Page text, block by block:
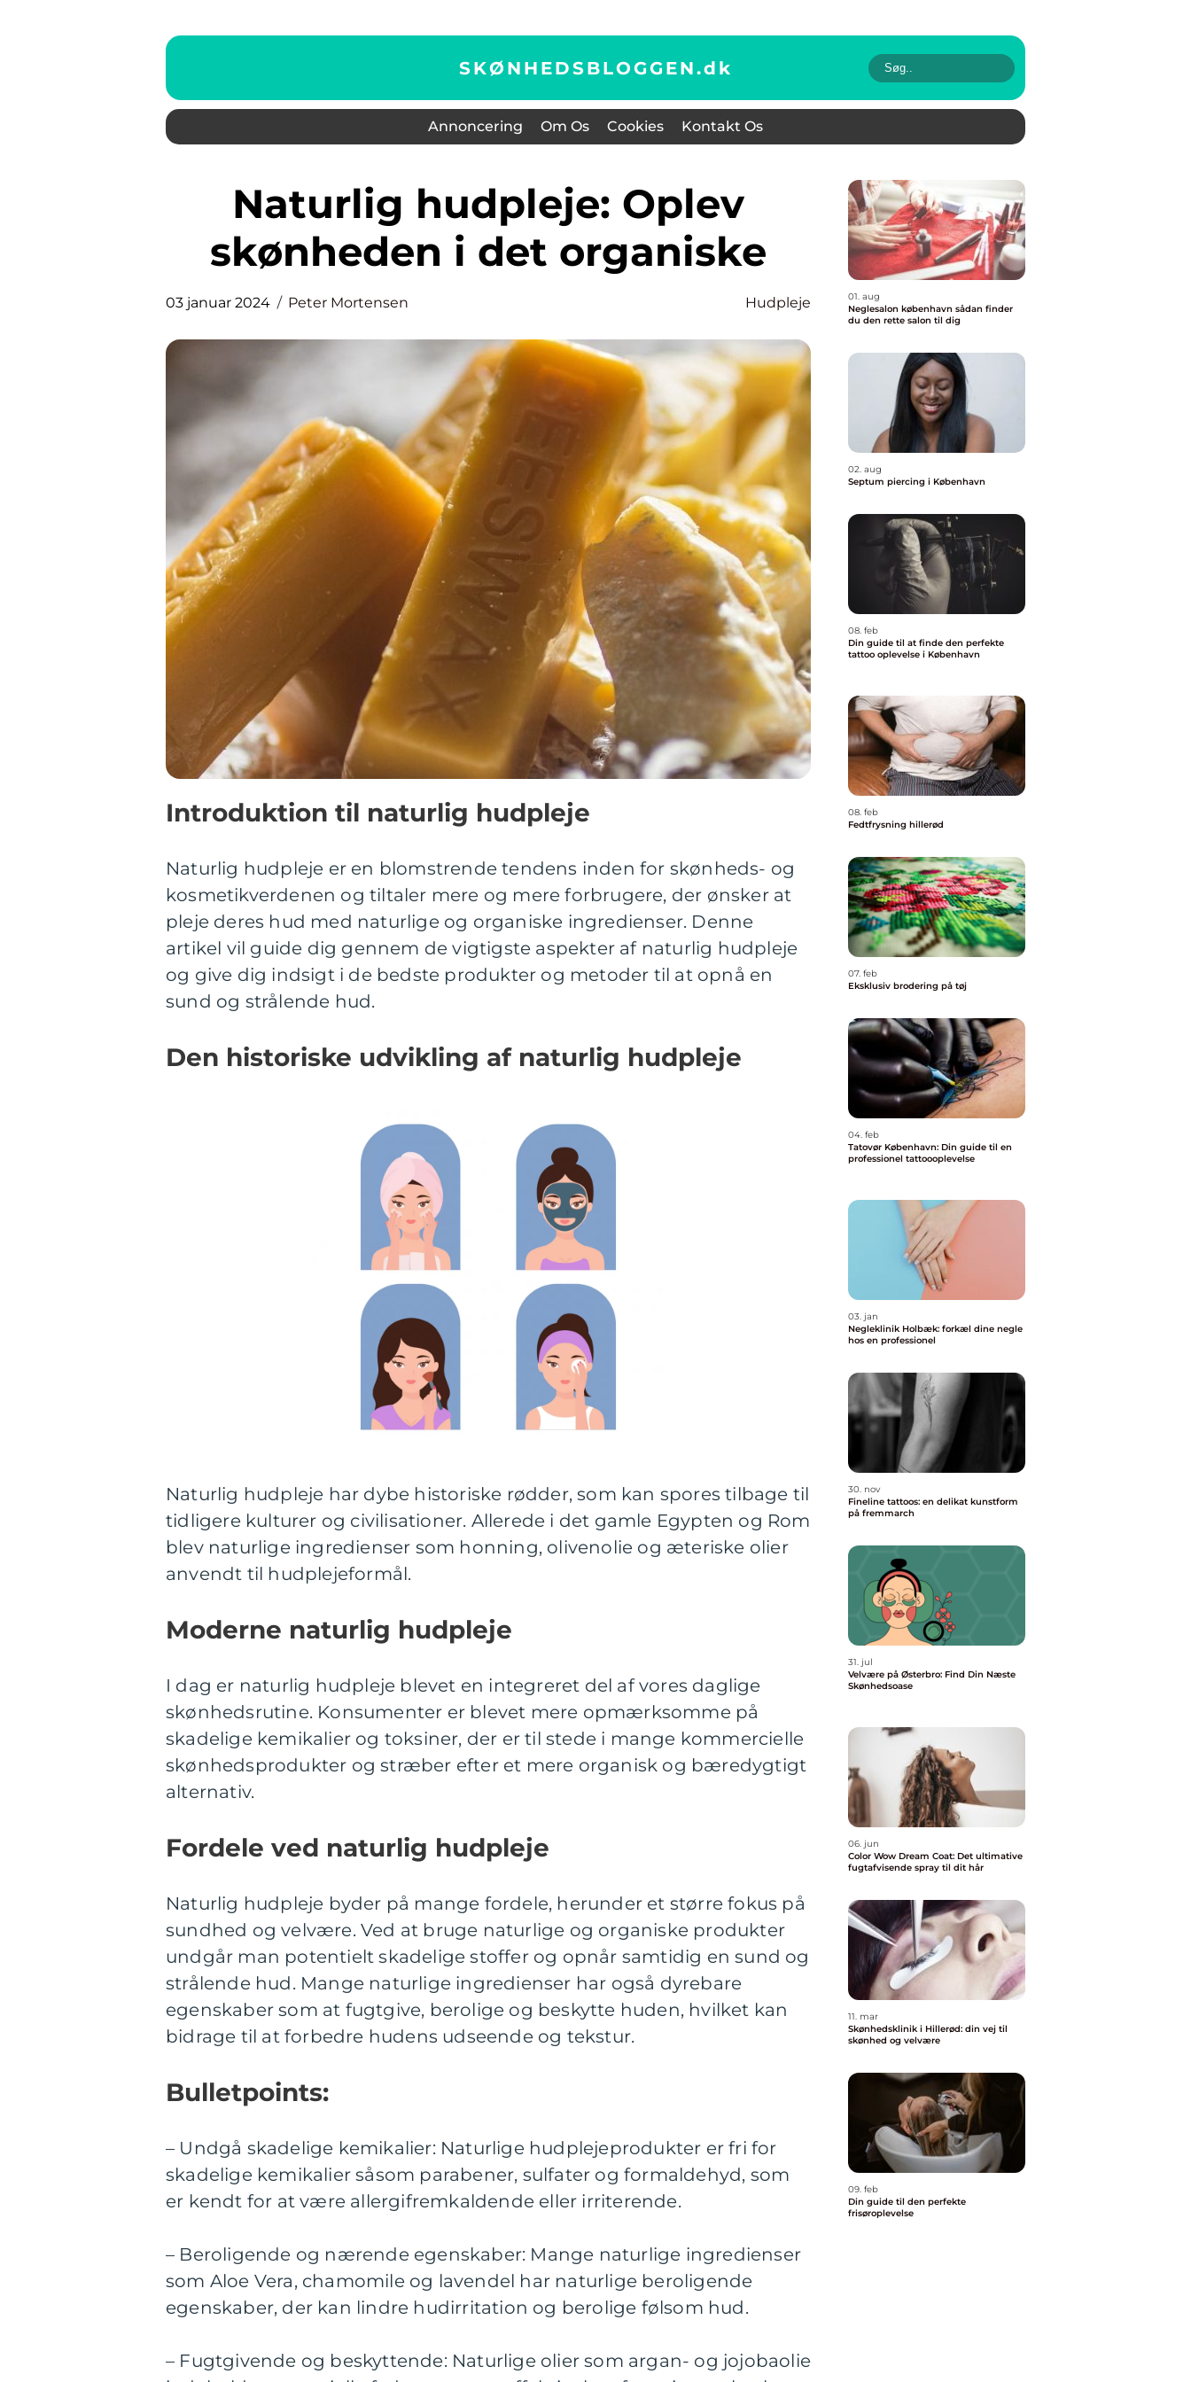
SKØNHEDSBLOGGEN.dk
Annoncering Om Os Cookies Kontakt Os
Naturlig hudpleje: Oplev
skønheden i det organiske
03 januar 2024 Peter Mortensen Hudpleje
Introduktion til naturlig hudpleje
Naturlig hudpleje er en blomstrende tendens inden for skønheds- og
kosmetikverdenen og tiltaler mere og mere forbrugere, der ønsker at
pleje deres hud med naturlige og organiske ingredienser. Denne
artikel vil guide dig gennem de vigtigste aspekter af naturlig hudpleje
og give dig indsigt i de bedste produkter og metoder til at opnå en
sund og strålende hud.
Den historiske udvikling af naturlig hudpleje
Naturlig hudpleje har dybe historiske rødder, som kan spores tilbage til
tidligere kulturer og civilisationer. Allerede i det gamle Egypten og Rom
blev naturlige ingredienser som honning, olivenolie og æteriske olier
anvendt til hudplejeformål.
Moderne naturlig hudpleje
I dag er naturlig hudpleje blevet en integreret del af vores daglige
skønhedsrutine. Konsumenter er blevet mere opmærksomme på
skadelige kemikalier og toksiner, der er til stede i mange kommercielle
skønhedsprodukter og stræber efter et mere organisk og bæredygtigt
alternativ.
Fordele ved naturlig hudpleje
Naturlig hudpleje byder på mange fordele, herunder et større fokus på
sundhed og velvære. Ved at bruge naturlige og organiske produkter
undgår man potentielt skadelige stoffer og opnår samtidig en sund og
strålende hud. Mange naturlige ingredienser har også dyrebare
egenskaber som at fugtgive, berolige og beskytte huden, hvilket kan
bidrage til at forbedre hudens udseende og tekstur.
Bulletpoints:
– Undgå skadelige kemikalier: Naturlige hudplejeprodukter er fri for
skadelige kemikalier såsom parabener, sulfater og formaldehyd, som
er kendt for at være allergifremkaldende eller irriterende.
– Beroligende og nærende egenskaber: Mange naturlige ingredienser
som Aloe Vera, chamomile og lavendel har naturlige beroligende
egenskaber, der kan lindre hudirritation og berolige følsom hud.
– Fugtgivende og beskyttende: Naturlige olier som argan- og jojobaolie
01. aug
Neglesalon københavn sådan finder
du den rette salon til dig
02. aug
Septum piercing i København
08. feb
Din guide til at finde den perfekte
tattoo oplevelse i København
08. feb
Fedtfrysning hillerød
07. feb
Eksklusiv brodering på tøj
04. feb
Tatovør København: Din guide til en
professionel tattoooplevelse
03. jan
Negleklinik Holbæk: forkæl dine negle
hos en professionel
30. nov
Fineline tattoos: en delikat kunstform
på fremmarch
31. jul
Velvære på Østerbro: Find Din Næste
Skønhedsoase
06. jun
Color Wow Dream Coat: Det ultimative
fugtafvisende spray til dit hår
11. mar
Skønhedsklinik i Hillerød: din vej til
skønhed og velvære
09. feb
Din guide til den perfekte
frisøroplevelse